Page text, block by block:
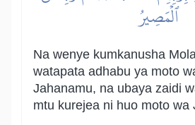
ٱلۡمَصِيرُ
Na wenye kumkanusha
watapata adhabu ya moto
Jahanamu, na ubaya zaidi
mtu kurejea ni huo moto wa